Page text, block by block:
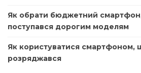
Як обрати бюджетний
поступався дорогим моделям
Як користуватися смартфоном,
розряджався